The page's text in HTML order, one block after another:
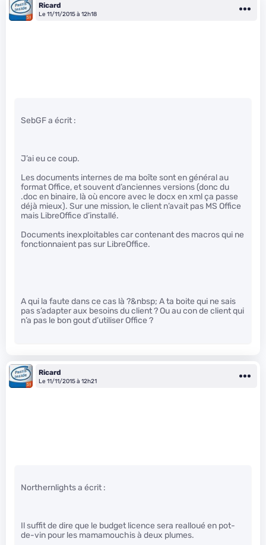
Ricard
Le 11/11/2015 à 12h18
SebGF a écrit :
J’ai eu ce coup.
Les documents internes de ma boîte sont en général au
format Office, et souvent d’anciennes versions (donc du
.doc en binaire, là où encore avec le docx en xml ça passe
déjà mieux). Sur une mission, le client n’avait pas MS Office
mais LibreOffice d’installé.
Documents inexploitables car contenant des macros qui ne
fonctionnaient pas sur LibreOffice.
A qui la faute dans ce cas là ?&nbsp; A ta boite qui ne sais
pas s’adapter aux besoins du client ? Ou au con de client qui
n’a pas le bon gout d’utiliser Office ?
Ricard
Le 11/11/2015 à 12h21
Northernlights a écrit :
Il suffit de dire que le budget licence sera realloué en pot-
de-vin pour les mamamouchis à deux plumes.